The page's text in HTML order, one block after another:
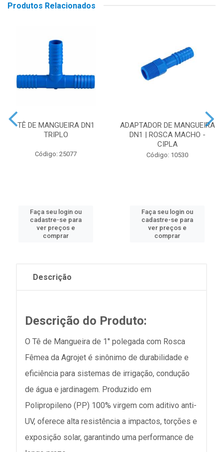
Produtos Relacionados
TÊ DE MANGUEIRA DN1
TRIPLO
Código: 25077
Faça seu login ou
cadastre-se para
ver preços e
comprar
ADAPTADOR DE MANGUEIRA
DN1 | ROSCA MACHO -
CIPLA
Código: 10530
Faça seu login ou
cadastre-se para
ver preços e
comprar
Descrição
Descrição do Produto:
O Tê de Mangueira de 1'' polegada com Rosca
Fêmea da Agrojet é sinônimo de durabilidade e
eficiência para sistemas de irrigação, condução
de água e jardinagem. Produzido em
Polipropileno (PP) 100% virgem com aditivo anti-
UV, oferece alta resistência a impactos, torções e
exposição solar, garantindo uma performance de